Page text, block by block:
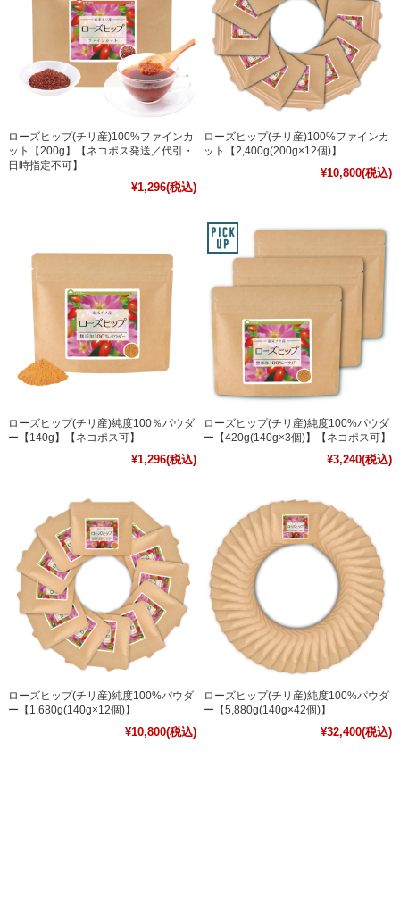
ローズヒップ(チリ産)100%ファインカ
ット【200g】【ネコポス発送／代引・
日時指定不可】
¥1,296(税込)
ローズヒップ(チリ産)100%ファインカ
ット【2,400g(200g×12個)】
¥10,800(税込)
ローズヒップ(チリ産)純度100％パウダ
ー【140g】【ネコポス可】
¥1,296(税込)
ローズヒップ(チリ産)純度100%パウダ
ー【420g(140g×3個)】【ネコポス可】
¥3,240(税込)
ローズヒップ(チリ産)純度100%パウダ
ー【1,680g(140g×12個)】
¥10,800(税込)
ローズヒップ(チリ産)純度100%パウダ
ー【5,880g(140g×42個)】
¥32,400(税込)